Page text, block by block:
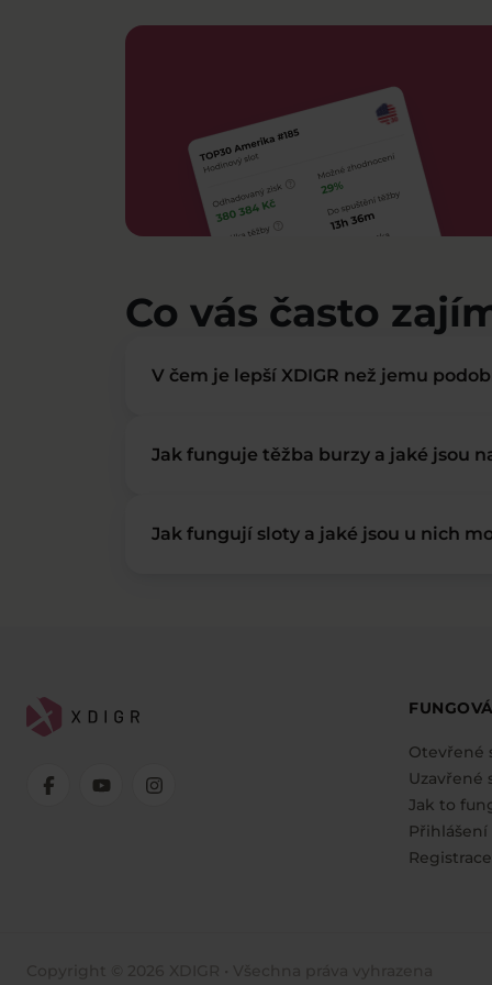
Co vás často
V čem je lepší XDIGR než jemu
Jak funguje těžba burzy a jaké jsou
Jak fungují sloty a jaké jsou u nich
Otevřené
Uzavřené
Jak to
Přihlášení
Registrace